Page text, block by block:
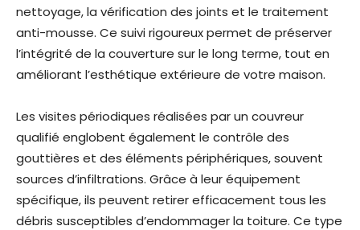
nettoyage, la vérification des joints et le traitement
anti-mousse. Ce suivi rigoureux permet de préserver
l’intégrité de la couverture sur le long terme, tout en
améliorant l’esthétique extérieure de votre maison.
Les visites périodiques réalisées par un couvreur
qualifié englobent également le contrôle des
gouttières et des éléments périphériques, souvent
sources d’infiltrations. Grâce à leur équipement
spécifique, ils peuvent retirer efficacement tous les
débris susceptibles d’endommager la toiture. Ce type